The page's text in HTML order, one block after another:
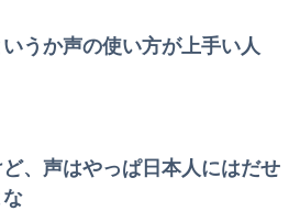
うか声の使い方が上手い人
、声はやっぱ日本人にはだせ